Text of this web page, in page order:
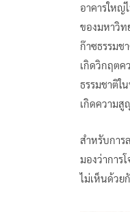
อาคารใหญ่
ของมหาวิท
ก๊าซธรรมช
เกิดวิกฤตค
ธรรมชาติใ
เกิดความสู
สำหรับการ
มองว่าการ
ไม่เห็นด้วย